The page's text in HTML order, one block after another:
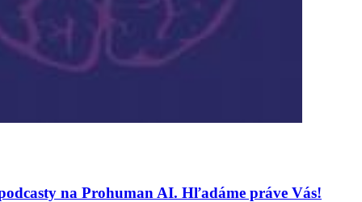
na Prohuman AI. Hľadáme práve Vás!